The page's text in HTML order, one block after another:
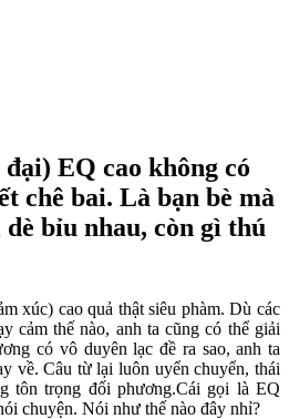
EQ cao không có
chê bai. Là bạn bè mà
bỉu nhau, còn gì thú
xúc) cao quả thật siêu phàm. Dù các
cảm thế nào, anh ta cũng có thể giải
có vô duyên lạc đề ra sao, anh ta
về. Câu từ lại luôn uyển chuyển, thái
tôn trọng đối phương.Cái gọi là EQ
chuyện. Nói như thế nào đây nhỉ?